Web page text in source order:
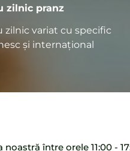
zilnic pranz
zilnic variat cu specific
și internațional
între orele 11:00 -